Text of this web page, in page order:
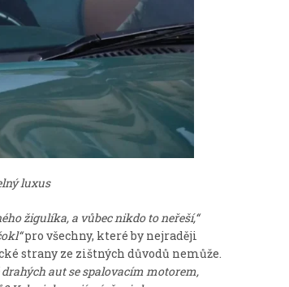
luxus
žigulíka, a vůbec nikdo to neřeší,“
pro všechny, které by nejraději
strany ze zištných důvodů nemůže.
aut se spalovacím motorem,